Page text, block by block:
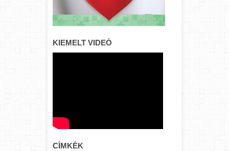
KIEMELT VIDEÓ
CÍMKÉK